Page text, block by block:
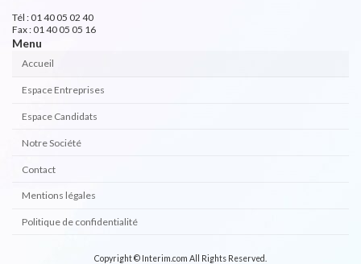
Tél : 01 40 05 02 40
Fax : 01 40 05 05 16
Menu
Accueil
Espace Entreprises
Espace Candidats
Notre Société
Contact
Mentions légales
Politique de confidentialité
Copyright © Interim.com All Rights Reserved.